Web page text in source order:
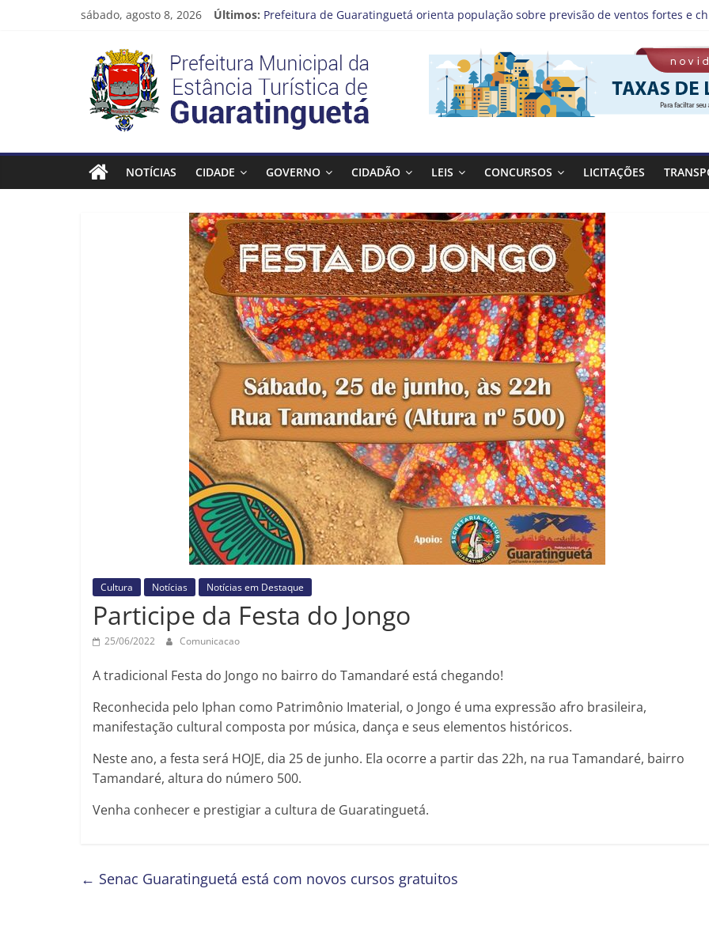
sábado, agosto 8, 2026 Últimos: Prefeitura de Guaratinguetá orienta população sobre previsão de ventos fortes e
Cinema Pontos MIS | Programação de Agosto
Neste sábado (08), a Prefeitura de Guaratinguetá realiza mais uma edição do
A Operação Cata Bagulho atenderá o seguinte bairro neste sábado, (08)
Prefeitura
Estância
Turística
Guaratinguetá
NOTÍCIAS CIDADE GOVERNO CIDADÃO LEIS CONCURSOS LICITAÇÕES
Cultura Notícias Notícias em Destaque
Participe da Festa do Jongo
25/06/2022 Comunicacao
A tradicional Festa do Jongo no bairro do Tamandaré está chegando!
Reconhecida pelo Iphan como Patrimônio Imaterial, o Jongo é uma expressão afro brasileira,
manifestação cultural composta por música, dança e seus elementos históricos.
Neste ano, a festa será HOJE, dia 25 de junho. Ela ocorre a partir das 22h, na rua Tamandaré, bairro
Tamandaré, altura do número 500.
Venha conhecer e prestigiar a cultura de Guaratinguetá.
← Senac Guaratinguetá está com novos cursos gratuitos